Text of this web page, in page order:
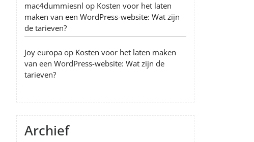
mac4dummiesnl op Kosten voor het laten
maken van een WordPress-website: Wat zijn
de tarieven?
Joy europa op Kosten voor het laten maken
van een WordPress-website: Wat zijn de
tarieven?
Archief